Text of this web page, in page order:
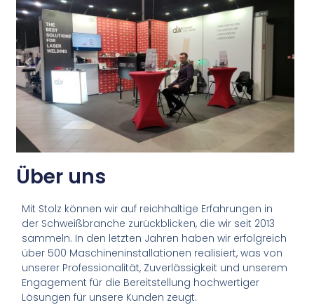
Über uns
Mit Stolz können wir auf reichhaltige Erfahrungen in
der Schweißbranche zurückblicken, die wir seit 2013
sammeln. In den letzten Jahren haben wir erfolgreich
über 500 Maschineninstallationen realisiert, was von
unserer Professionalität, Zuverlässigkeit und unserem
Engagement für die Bereitstellung hochwertiger
Lösungen für unsere Kunden zeugt.